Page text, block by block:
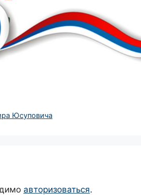
Юсуповича
авторизоваться.